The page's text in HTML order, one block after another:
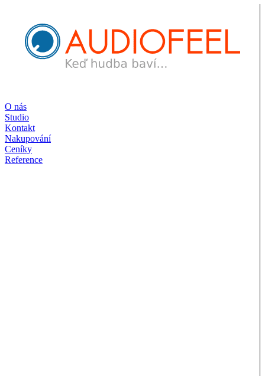
O nás
Studio
Kontakt
Nakupování
Ceníky
Reference